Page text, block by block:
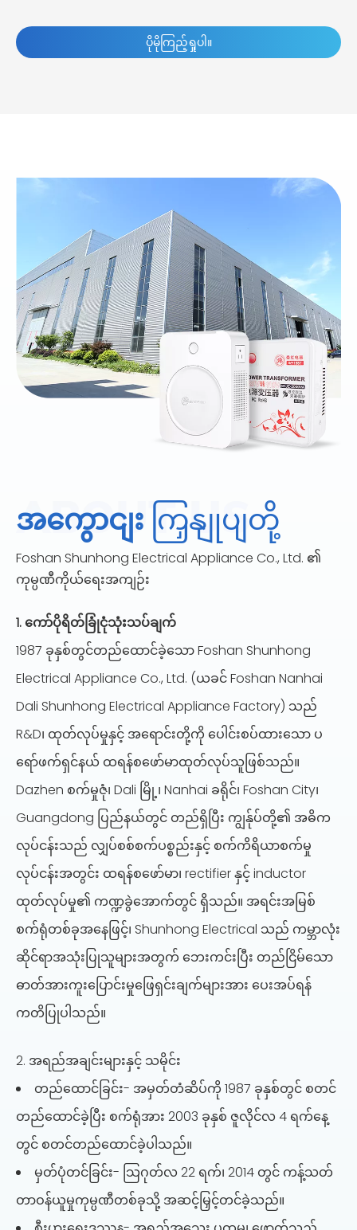
အသိပေးပါ။ သို့သော်၊ သင်သည် တရုတ်ဖော်ပြချက်ကို
တိုက်ရိုက်ပေးပုံရသည်၊ ထို့ကြောင့် သင့်စာသားအပေါ်
ပိုမိုကြည့်ရှုပါ။
အကွောငျး ကြှနျုပျတို့
Foshan Shunhong Electrical Appliance Co., Ltd. ၏
ကုမ္ပဏီကိုယ်ရေးအကျဉ်း
1. ကော်ပိုရိတ်ခြုံငုံသုံးသပ်ချက်
1987 ခုနှစ်တွင်တည်ထောင်ခဲ့သော Foshan Shunhong
Electrical Appliance Co., Ltd. (ယခင် Foshan Nanhai
Dali Shunhong Electrical Appliance Factory) သည်
R&D၊ ထုတ်လုပ်မှုနှင့် အရောင်းတို့ကို ပေါင်းစပ်ထားသော ပ
ရော်ဖက်ရှင်နယ် ထရန်စဖော်မာထုတ်လုပ်သူဖြစ်သည်။
Dazhen စက်မှုဇုံ၊ Dali မြို့၊ Nanhai ခရိုင်၊ Foshan City၊
Guangdong ပြည်နယ်တွင် တည်ရှိပြီး ကျွန်ုပ်တို့၏ အဓိက
လုပ်ငန်းသည် လျှပ်စစ်စက်ပစ္စည်းနှင့် စက်ကိရိယာစက်မှု
လုပ်ငန်းအတွင်း ထရန်စဖော်မာ၊ rectifier နှင့် inductor
ထုတ်လုပ်မှု၏ ကဏ္ဍခွဲအောက်တွင် ရှိသည်။ အရင်းအမြစ်
စက်ရုံတစ်ခုအနေဖြင့်၊ Shunhong Electrical သည် ကမ္ဘာလုံး
ဆိုင်ရာအသုံးပြုသူများအတွက် ဘေးကင်းပြီး တည်ငြိမ်သော
ဓာတ်အားကူးပြောင်းမှုဖြေရှင်းချက်များအား ပေးအပ်ရန်
ကတိပြုပါသည်။
2. အရည်အချင်းများနှင့် သမိုင်း
တည်ထောင်ခြင်း- အမှတ်တံဆိပ်ကို 1987 ခုနှစ်တွင် စတင်
တည်ထောင်ခဲ့ပြီး စက်ရုံအား 2003 ခုနှစ် ဇူလိုင်လ 4 ရက်နေ့
တွင် စတင်တည်ထောင်ခဲ့ပါသည်။
မှတ်ပုံတင်ခြင်း- သြဂုတ်လ 22 ရက်၊ 2014 တွင် ကန့်သတ်
တာဝန်ယူမှုကုမ္ပဏီတစ်ခုသို့ အဆင့်မြှင့်တင်ခဲ့သည်။